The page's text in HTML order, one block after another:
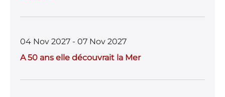
04 Nov 2027 - 07 Nov 2027
A 50 ans elle découvrait la Mer